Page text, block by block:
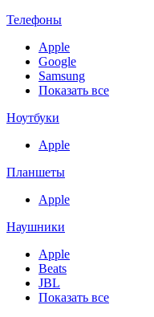
Телефоны
Apple
Google
Samsung
Показать все
Ноутбуки
Apple
Планшеты
Apple
Наушники
Apple
Beats
JBL
Показать все